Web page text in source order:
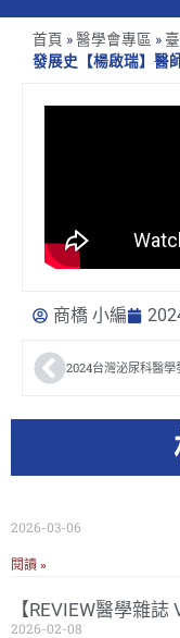
首頁 »醫學會專區 »
發展史【楊啟瑞】醫
商橋 小編
2026-03-06
閱讀 »
【REVIEW醫學雜
2026-02-08